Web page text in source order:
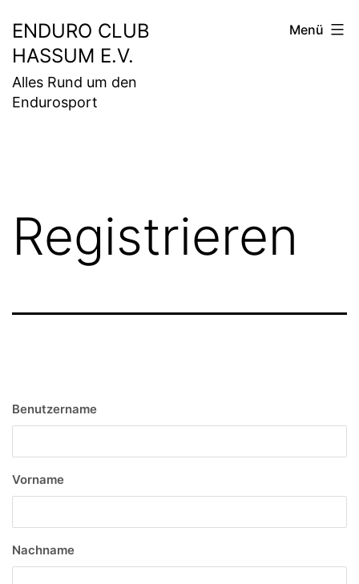
Inhalt
springen
ENDURO CLUB
HASSUM E.V.
Alles Rund um den
Endurosport
Menü
Registrieren
Benutzername
Vorname
Nachname